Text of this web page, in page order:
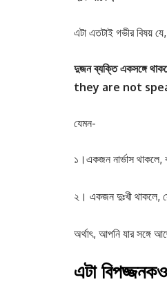
এটা এতটাই গভীর বিষয়
দুজনব্যক্তিএকসঙ্গে
they are not
যেমন-
১।একজন নার্ভাস থাকলে,
২। একজন দুঃখী থাকলে,
অর্থাৎ, আপনি যার সঙ্গে
এটা বিপজ্জনকও